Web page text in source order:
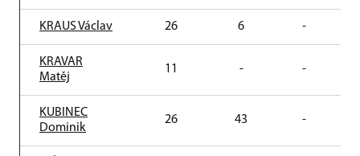
KRAUS Václav 26 6 -
KRAVAR
Matěj
11 - -
KUBINEC
Dominik
26 43 -